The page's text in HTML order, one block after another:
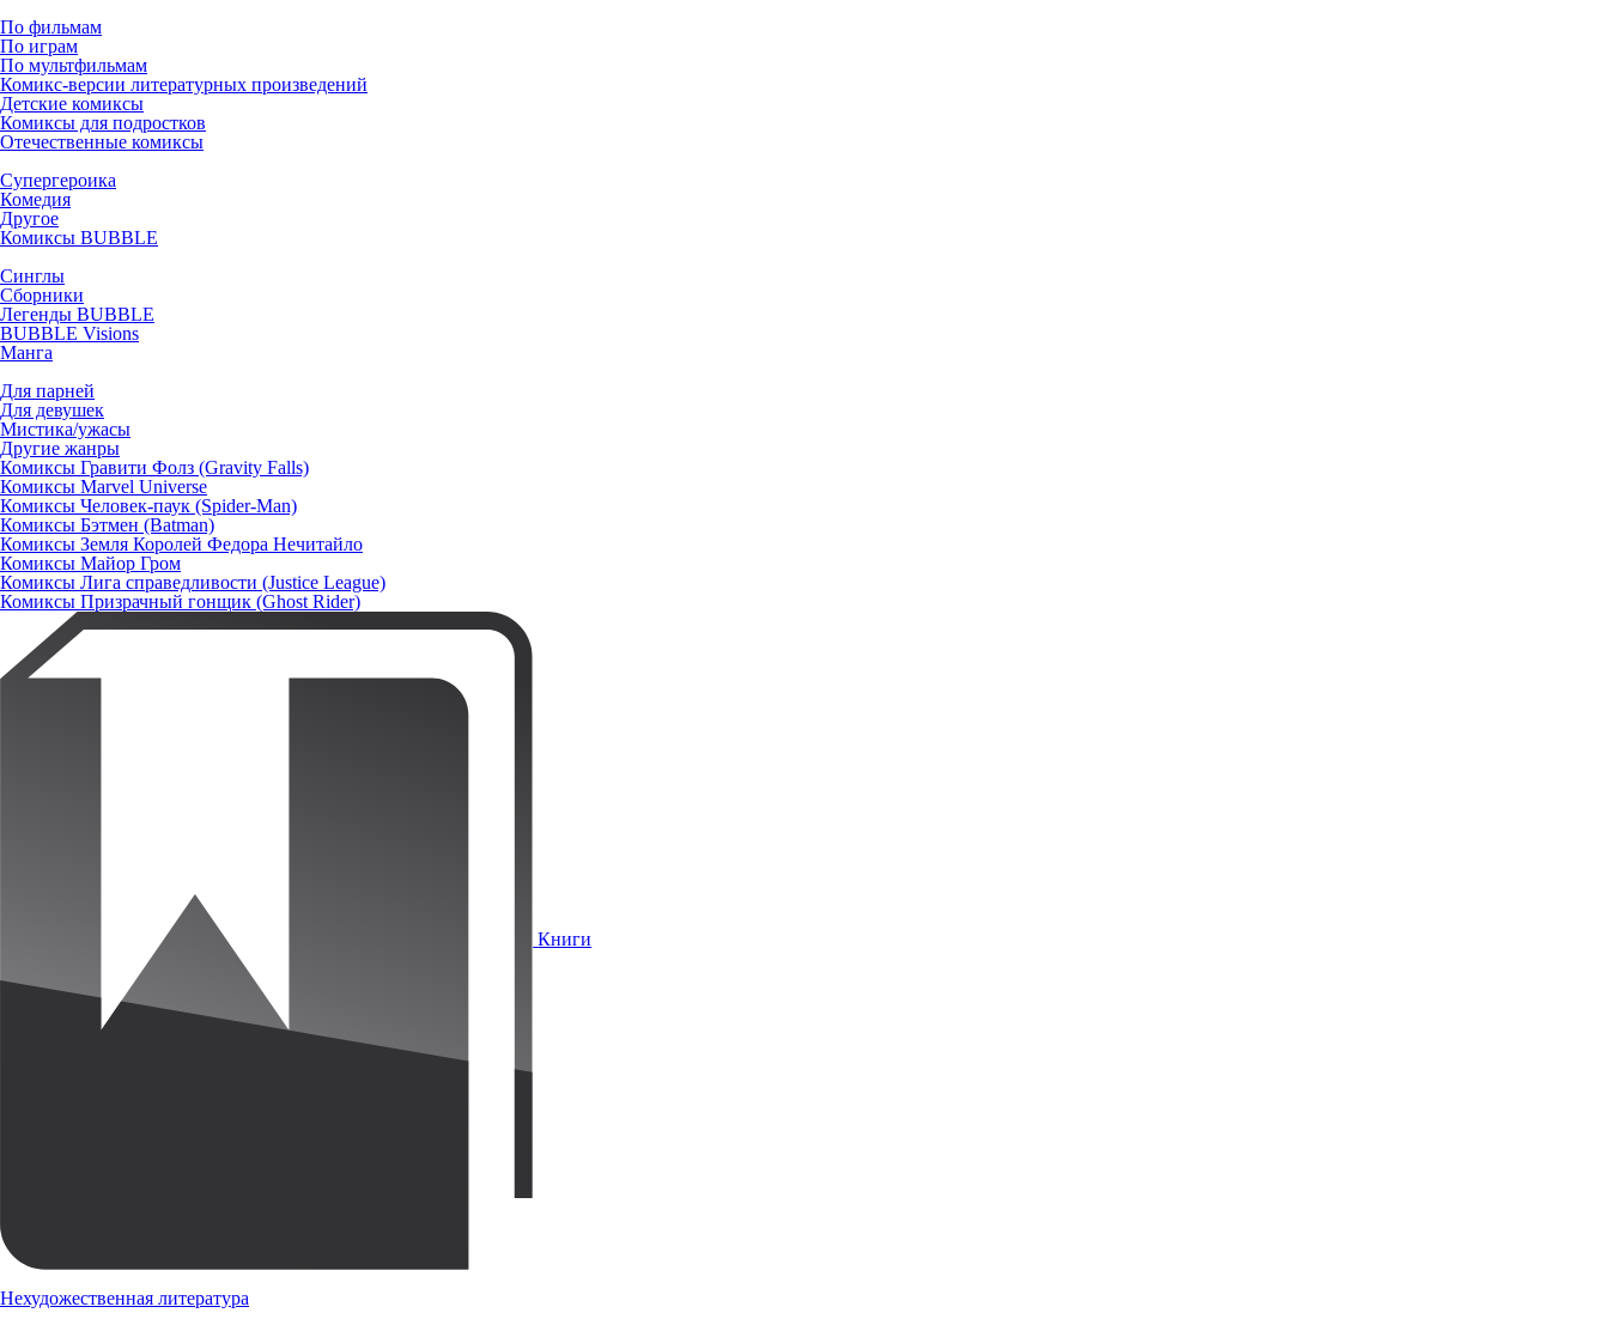
По фильмам
По играм
По мультфильмам
Комикс-версии литературных произведений
Детские комиксы
Комиксы для подростков
Отечественные комиксы
Супергероика
Комедия
Другое
Комиксы BUBBLE
Синглы
Сборники
Легенды BUBBLE
BUBBLE Visions
Манга
Для парней
Для девушек
Мистика/ужасы
Другие жанры
Комиксы Гравити Фолз (Gravity Falls)
Комиксы Marvel Universe
Комиксы Человек-паук (Spider-Man)
Комиксы Бэтмен (Batman)
Комиксы Земля Королей Федора Нечитайло
Комиксы Майор Гром
Комиксы Лига справедливости (Justice League)
Комиксы Призрачный гонщик (Ghost Rider)
Книги
Нехудожественная литература